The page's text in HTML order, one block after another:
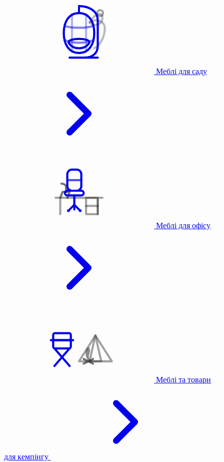
Меблі для саду
Меблі для офісу
Меблі та товари
для кемпінгу